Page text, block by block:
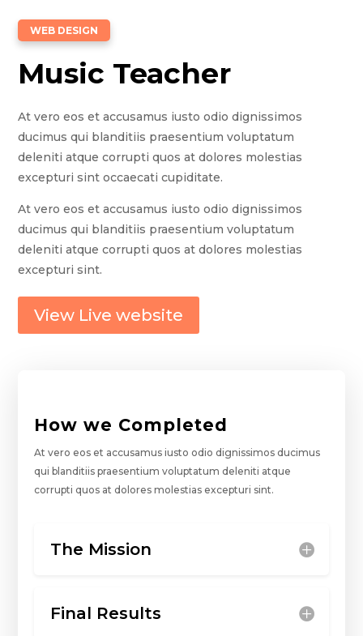
WEB DESIGN
Music Teacher
At vero eos et accusamus iusto odio dignissimos
ducimus qui blanditiis praesentium voluptatum
deleniti atque corrupti quos at dolores molestias
excepturi sint occaecati cupiditate.
At vero eos et accusamus iusto odio dignissimos
ducimus qui blanditiis praesentium voluptatum
deleniti atque corrupti quos at dolores molestias
excepturi sint.
View Live website
How we Completed
At vero eos et accusamus iusto odio dignissimos ducimus
qui blanditiis praesentium voluptatum deleniti atque
corrupti quos at dolores molestias excepturi sint.
The Mission
Final Results